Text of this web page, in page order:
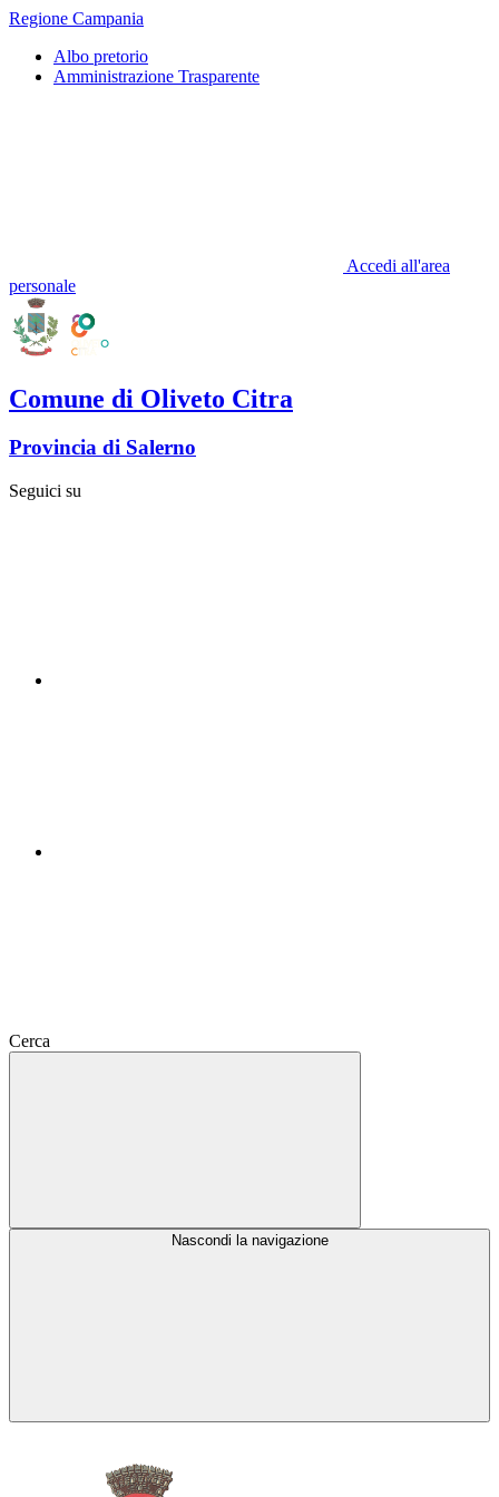
Regione Campania
Albo pretorio
Amministrazione Trasparente
Accedi all'area
personale
Comune di Oliveto Citra
Provincia di Salerno
Seguici su
Cerca
Nascondi la navigazione